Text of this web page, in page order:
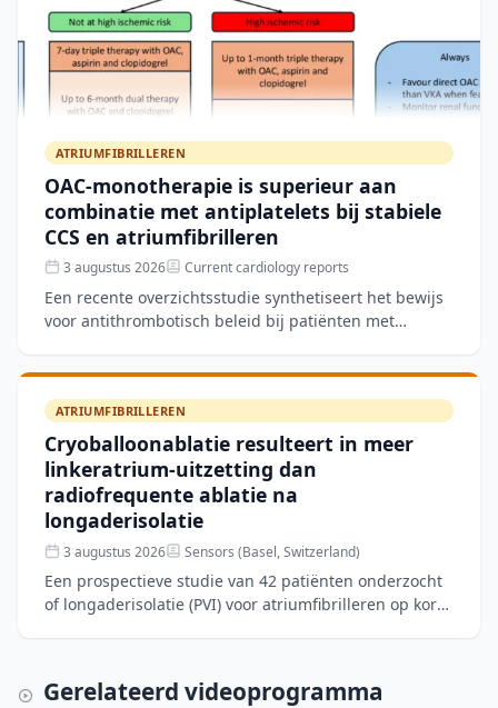
ATRIUMFIBRILLEREN
OAC-monotherapie is superieur aan
combinatie met antiplatelets bij stabiele
CCS en atriumfibrilleren
3 augustus 2026 Current cardiology reports
Een recente overzichtsstudie synthetiseert het bewijs
voor antithrombotisch beleid bij patiënten met
ATRIUMFIBRILLEREN
Cryoballoonablatie resulteert in meer
linkeratrium-uitzetting dan
radiofrequente ablatie na
longaderisolatie
3 augustus 2026 Sensors (Basel, Switzerland)
Een prospectieve studie van 42 patiënten onderzocht
of longaderisolatie (PVI) voor atriumfibrilleren op korte
Gerelateerd videoprogramma